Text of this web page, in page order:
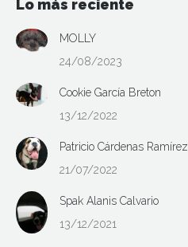
Lo más reciente
MOLLY
24/08/2023
Cookie García Breton
13/12/2022
Patricio Cárdenas Ramírez
21/07/2022
Spak Alanis Calvario
13/12/2021